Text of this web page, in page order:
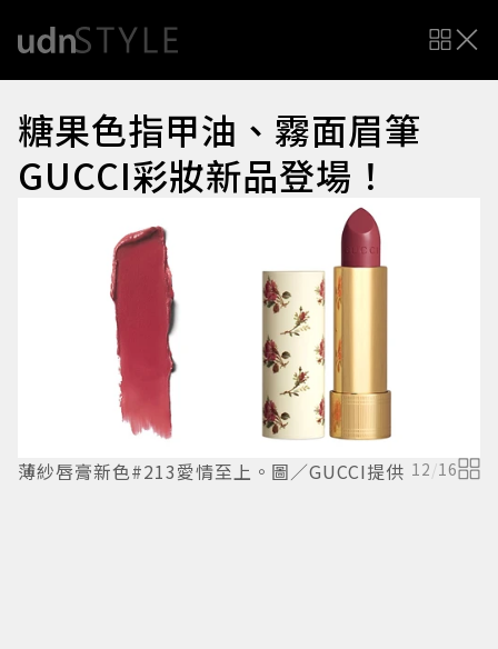
糖果色指甲油、霧面眉筆
GUCCI彩妝新品登場！
薄紗唇膏新色#213愛情至上。圖／GUCCI提供 12 /16